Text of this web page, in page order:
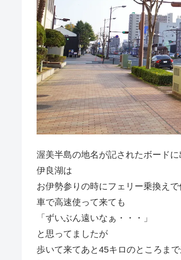
渥美半島の地名が記されたボードに
伊良湖は
お伊勢参りの時にフェリー乗換えで
車で高速使って来ても
「ずいぶん遠いなぁ・・・」
と思ってましたが
歩いて来てあと45キロのところまで